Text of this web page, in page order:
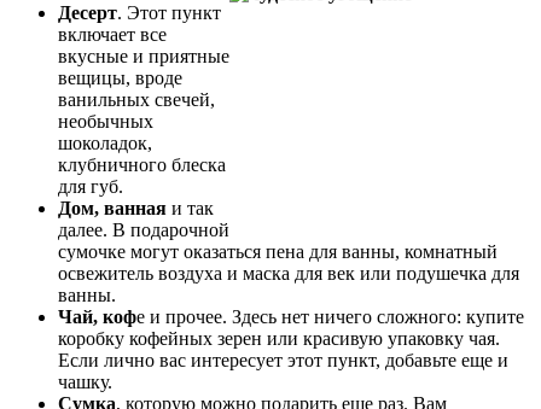
Десерт. Этот пункт
включает все
вкусные и приятные
вещицы, вроде
ванильных свечей,
необычных
шоколадок,
клубничного блеска
для губ.
Дом, ванная и так
далее. В подарочной
сумочке могут оказаться пена для ванны, комнатный
освежитель воздуха и маска для век или подушечка для
ванны.
Чай, кофе и прочее. Здесь нет ничего сложного: купите
коробку кофейных зерен или красивую упаковку чая.
Если лично вас интересует этот пункт, добавьте еще и
чашку.
Сумка, которую можно подарить еще раз. Вам